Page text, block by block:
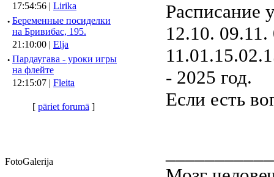
17:54:56 | Lirika
· Беременные посиделки
на Бривибас, 195.
21:10:00 | Elja
· Пардаугава - уроки игры
на флейте
12:15:07 | Fleita
[ pāriet forumā ]
FotoGalerija
Расписание
12.10. 09.11.
- 2025 год.
Если есть